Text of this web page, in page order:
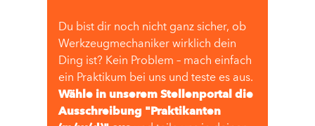
Du bist dir noch nicht ganz sicher, ob
Werkzeugmechaniker wirklich dein
Ding ist? Kein Problem – mach einfach
ein Praktikum bei uns und teste es aus.
Wähle in unserem Stellenportal die
Ausschreibung "Praktikanten